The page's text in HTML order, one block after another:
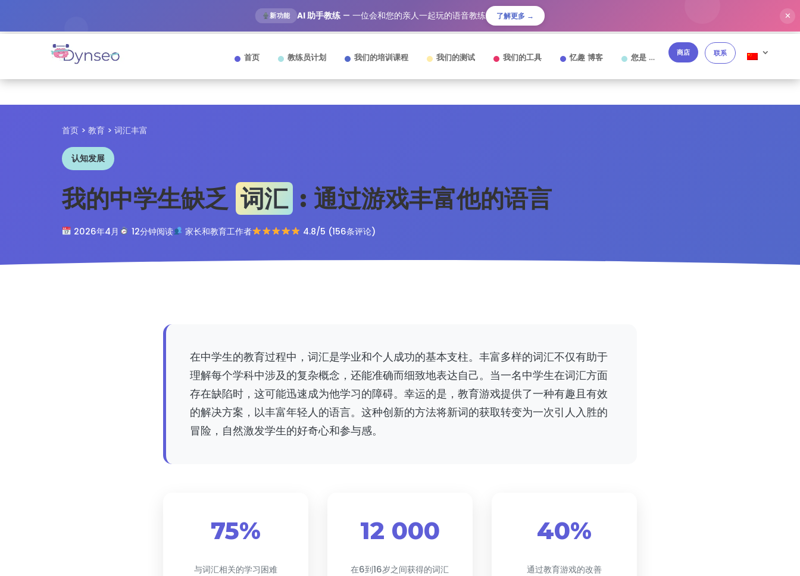
新功能 AI 助手教练 — 一位会和您的亲人一起玩的语音教练 了解更多 → ✕
首页 教练员计划 我们的培训课程 我们的测试 我们的工具 忆趣 博客 您是 … 商店 联系
首页 > 教育 > 词汇丰富
认知发展
我的中学生缺乏 词汇 : 通过游戏丰富他的语言
2026年4月 12分钟阅读 家长和教育工作者 4.8/5 (156条评论)
在中学生的教育过程中，词汇是学业和个人成功的基本支柱。丰富多样的词汇不仅有助于
理解每个学科中涉及的复杂概念，还能准确而细致地表达自己。当一名中学生在词汇方面
存在缺陷时，这可能迅速成为他学习的障碍。幸运的是，教育游戏提供了一种有趣且有效
的解决方案，以丰富年轻人的语言。这种创新的方法将新词的获取转变为一次引人入胜的
冒险，自然激发学生的好奇心和参与感。
75%
与词汇相关的学习困难
12 000
在6到16岁之间获得的词汇
40%
通过教育游戏的改善